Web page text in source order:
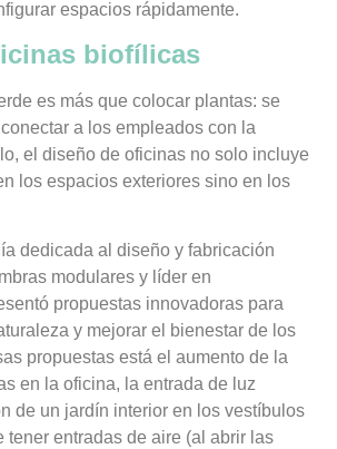
espacios rápidamente.
biofílicas
es más que colocar plantas: se
a los empleados con la
el diseño de oficinas no solo incluye
los espacios exteriores sino en los
dedicada al diseño y fabricación
modulares y líder en
propuestas innovadoras para
y mejorar el bienestar de los
propuestas está el aumento de la
en la oficina, la entrada de luz
de un jardín interior en los vestíbulos
tener entradas de aire (al abrir las